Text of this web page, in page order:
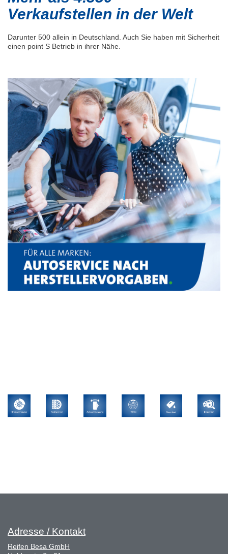
Verkaufstellen in der Welt
Darunter 500 allein in Deutschland. Auch Sie haben mit Sicherheit
einen point S Betrieb in ihrer Nähe.
Adresse / Kontakt
Reifen Besa GmbH